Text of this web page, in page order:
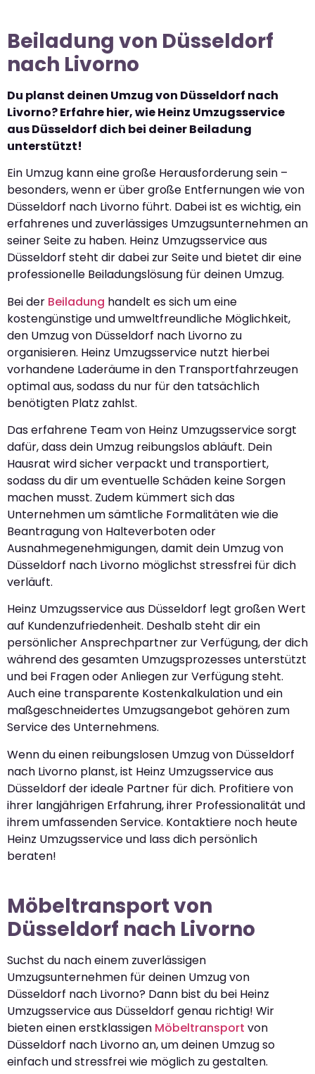
Beiladung von Düsseldorf
nach Livorno
Du planst deinen Umzug von Düsseldorf nach
Livorno? Erfahre hier, wie Heinz Umzugsservice
aus Düsseldorf dich bei deiner Beiladung
unterstützt!
Ein Umzug kann eine große Herausforderung sein –
besonders, wenn er über große Entfernungen wie von
Düsseldorf nach Livorno führt. Dabei ist es wichtig, ein
erfahrenes und zuverlässiges Umzugsunternehmen an
seiner Seite zu haben. Heinz Umzugsservice aus
Düsseldorf steht dir dabei zur Seite und bietet dir eine
professionelle Beiladungslösung für deinen Umzug.
Bei der Beiladung handelt es sich um eine
kostengünstige und umweltfreundliche Möglichkeit,
den Umzug von Düsseldorf nach Livorno zu
organisieren. Heinz Umzugsservice nutzt hierbei
vorhandene Laderäume in den Transportfahrzeugen
optimal aus, sodass du nur für den tatsächlich
benötigten Platz zahlst.
Das erfahrene Team von Heinz Umzugsservice sorgt
dafür, dass dein Umzug reibungslos abläuft. Dein
Hausrat wird sicher verpackt und transportiert,
sodass du dir um eventuelle Schäden keine Sorgen
machen musst. Zudem kümmert sich das
Unternehmen um sämtliche Formalitäten wie die
Beantragung von Halteverboten oder
Ausnahmegenehmigungen, damit dein Umzug von
Düsseldorf nach Livorno möglichst stressfrei für dich
verläuft.
Heinz Umzugsservice aus Düsseldorf legt großen Wert
auf Kundenzufriedenheit. Deshalb steht dir ein
persönlicher Ansprechpartner zur Verfügung, der dich
während des gesamten Umzugsprozesses unterstützt
und bei Fragen oder Anliegen zur Verfügung steht.
Auch eine transparente Kostenkalkulation und ein
maßgeschneidertes Umzugsangebot gehören zum
Service des Unternehmens.
Wenn du einen reibungslosen Umzug von Düsseldorf
nach Livorno planst, ist Heinz Umzugsservice aus
Düsseldorf der ideale Partner für dich. Profitiere von
ihrer langjährigen Erfahrung, ihrer Professionalität und
ihrem umfassenden Service. Kontaktiere noch heute
Heinz Umzugsservice und lass dich persönlich
beraten!
Möbeltransport von
Düsseldorf nach Livorno
Suchst du nach einem zuverlässigen
Umzugsunternehmen für deinen Umzug von
Düsseldorf nach Livorno? Dann bist du bei Heinz
Umzugsservice aus Düsseldorf genau richtig! Wir
bieten einen erstklassigen Möbeltransport von
Düsseldorf nach Livorno an, um deinen Umzug so
einfach und stressfrei wie möglich zu gestalten.